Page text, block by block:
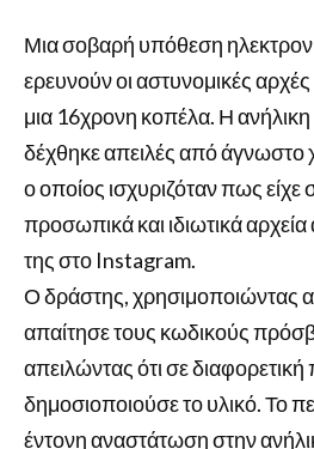
Μια σοβαρή υπόθεση
ερευνούν οι αστυνομικές
μια 16χρονη κοπέλα. Η ανήλικη
δέχθηκε απειλές από
ο οποίος ισχυριζόταν πως είχε
προσωπικά και ιδιωτικά
της στο Instagram.
Ο δράστης, χρησιμοποιώντας
απαίτησε τους κωδικούς
απειλώντας ότι σε
δημοσιοποιούσε το υλικό. Το
έντονη αναστάτωση στην